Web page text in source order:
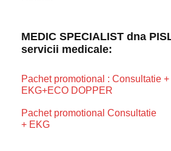
MEDIC SPECIALIST dna
servicii medicale:
Pachet promotional : Consultatie +
EKG+ECO DOPPER
Pachet promotional Consultatie
+ EKG